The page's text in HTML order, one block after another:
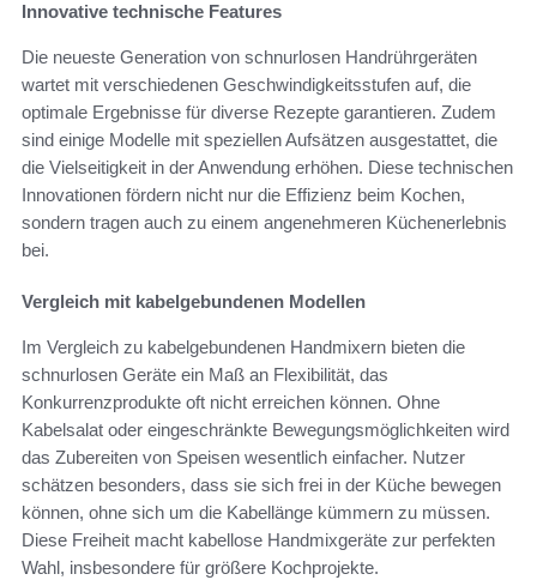
Innovative technische Features
Die neueste Generation von schnurlosen Handrührgeräten
wartet mit verschiedenen Geschwindigkeitsstufen auf, die
optimale Ergebnisse für diverse Rezepte garantieren. Zudem
sind einige Modelle mit speziellen Aufsätzen ausgestattet, die
die Vielseitigkeit in der Anwendung erhöhen. Diese technischen
Innovationen fördern nicht nur die Effizienz beim Kochen,
sondern tragen auch zu einem angenehmeren Küchenerlebnis
bei.
Vergleich mit kabelgebundenen Modellen
Im Vergleich zu kabelgebundenen Handmixern bieten die
schnurlosen Geräte ein Maß an Flexibilität, das
Konkurrenzprodukte oft nicht erreichen können. Ohne
Kabelsalat oder eingeschränkte Bewegungsmöglichkeiten wird
das Zubereiten von Speisen wesentlich einfacher. Nutzer
schätzen besonders, dass sie sich frei in der Küche bewegen
können, ohne sich um die Kabellänge kümmern zu müssen.
Diese Freiheit macht kabellose Handmixgeräte zur perfekten
Wahl, insbesondere für größere Kochprojekte.